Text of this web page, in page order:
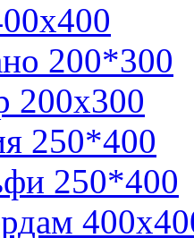
200*300
200х300
250*400
250*400